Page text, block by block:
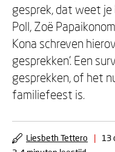
gesprek, dat weet
Poll, Zoë
Kona schreven
gesprekken’. Een
gesprekken, of het
familiefeest is.
Liesbeth Tettero | 13